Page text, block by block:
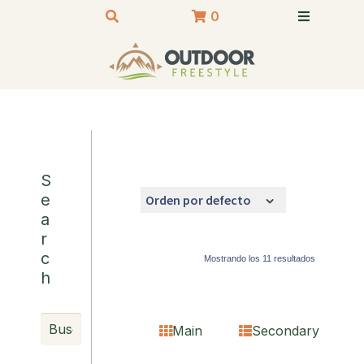
0
S
e
a
r
c
h
Mostrando los 11 resultados
Main Secondary